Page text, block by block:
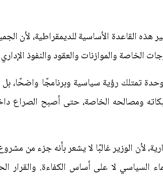
هذه القاعدة الأساسية للديمقراطية، لأن
الخاصة والموازنات والعقود والنفوذ
تمتلك رؤية سياسية وبرنامجًا واضحًا،
ومصالحه الخاصة، حتى أصبح الصراع
لأن الوزير غالبًا لا يشعر بأنه جزء من
السياسي لا على أساس الكفاءة.